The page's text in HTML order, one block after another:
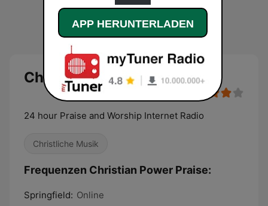
Christian Power Praise
24 hour Praise and Worship Internet Radio
Christliche Musik
Frequenzen Christian Power Praise:
Springfield: Online
APP HERUNTERLADEN